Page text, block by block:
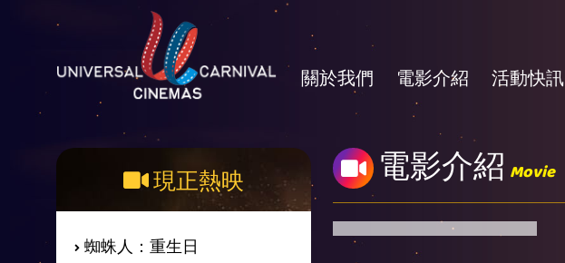
關於我們 電影介紹 活動快訊
現正熱映
蜘蛛人：重生日
電影介紹 Movie